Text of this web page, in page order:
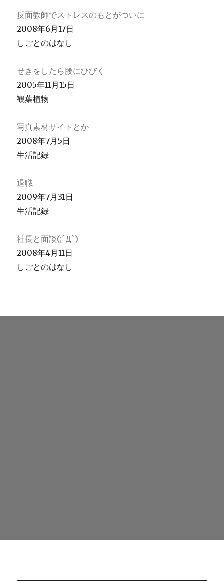
反面教師でストレスのもとがついに
2008年6月17日
しごとのはなし
せきをしたら腰にひびく
2005年11月15日
観葉植物
写真素材サイトとか
2008年7月5日
生活記録
退職
2009年7月31日
生活記録
社長と面談(;´Д`)
2008年4月11日
しごとのはなし